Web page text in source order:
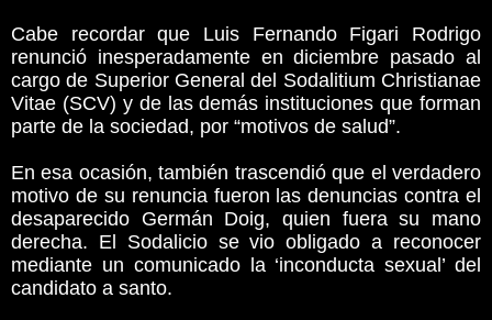
Cabe recordar que Luis Fernando Figari Rodrigo
renunció inesperadamente en diciembre pasado al
cargo de Superior General del Sodalitium Christianae
Vitae (SCV) y de las demás instituciones que forman
parte de la sociedad, por “motivos de salud”.
En esa ocasión, también trascendió que el verdadero
motivo de su renuncia fueron las denuncias contra el
desaparecido Germán Doig, quien fuera su mano
derecha. El Sodalicio se vio obligado a reconocer
mediante un comunicado la ‘inconducta sexual’ del
candidato a santo.